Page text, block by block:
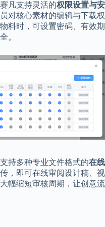
凡支持灵活的权限设置与安
对核心素材的编辑与下载权
料时，可设置密码、有效期
。
持多种专业文件格式的在线
，即可在线审阅设计稿、视
幅缩短审核周期，让创意流